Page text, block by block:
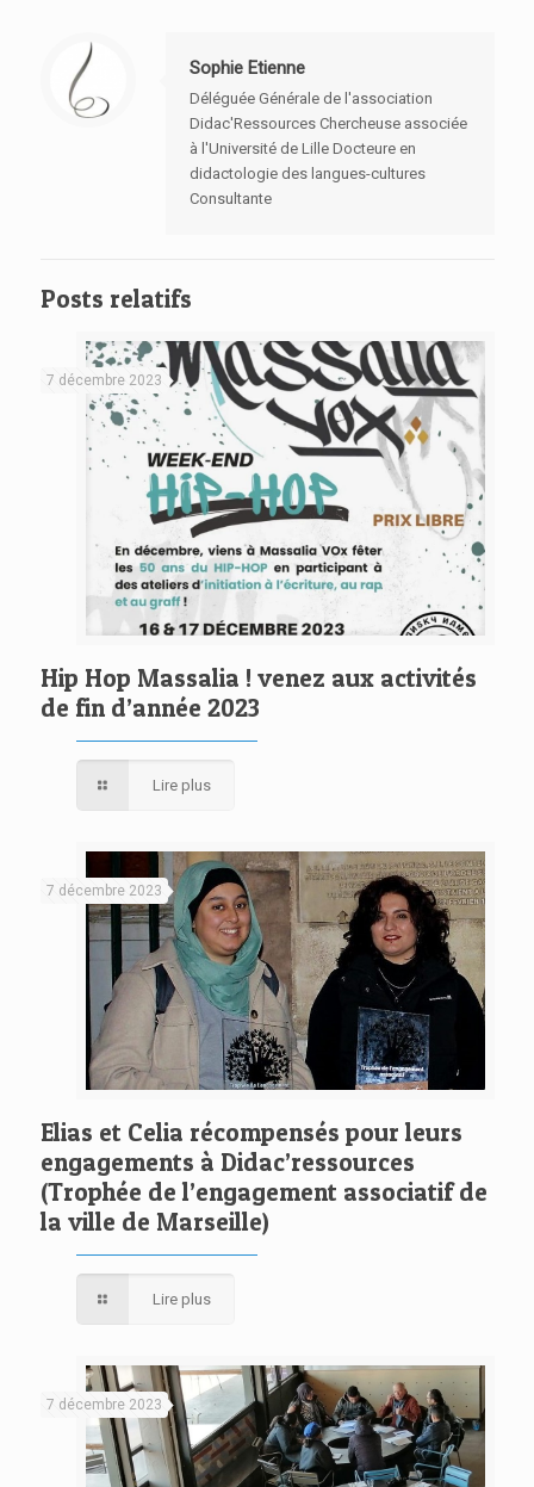
Sophie Etienne
Déléguée Générale de l'association
Didac'Ressources Chercheuse associée
à l'Université de Lille Docteure en
didactologie des langues-cultures
Consultante
Posts relatifs
7 décembre 2023
Hip Hop Massalia ! venez aux activités
de fin d’année 2023
Lire plus
7 décembre 2023
Elias et Celia récompensés pour leurs
engagements à Didac’ressources
(Trophée de l’engagement associatif de
la ville de Marseille)
Lire plus
7 décembre 2023